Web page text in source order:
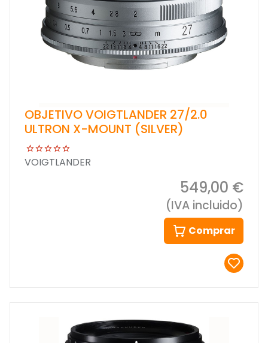
OBJETIVO VOIGTLANDER 27/2.0
ULTRON X-MOUNT (SILVER)
VOIGTLANDER
549,00 €
(IVA incluido)
Comprar